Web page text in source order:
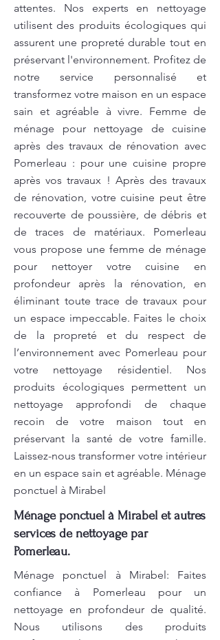
attentes. Nos experts en nettoyage
utilisent des produits écologiques qui
assurent une propreté durable tout en
préservant l'environnement. Profitez de
notre service personnalisé et
transformez votre maison en un espace
sain et agréable à vivre. Femme de
ménage pour nettoyage de cuisine
après des travaux de rénovation avec
Pomerleau : pour une cuisine propre
après vos travaux ! Après des travaux
de rénovation, votre cuisine peut être
recouverte de poussière, de débris et
de traces de matériaux. Pomerleau
vous propose une femme de ménage
pour nettoyer votre cuisine en
profondeur après la rénovation, en
éliminant toute trace de travaux pour
un espace impeccable. Faites le choix
de la propreté et du respect de
l’environnement avec Pomerleau pour
votre nettoyage résidentiel. Nos
produits écologiques permettent un
nettoyage approfondi de chaque
recoin de votre maison tout en
préservant la santé de votre famille.
Laissez-nous transformer votre intérieur
en un espace sain et agréable. Ménage
ponctuel à Mirabel
Ménage ponctuel à Mirabel et autres
services de nettoyage par
Pomerleau.
Ménage ponctuel à Mirabel: Faites
confiance à Pomerleau pour un
nettoyage en profondeur de qualité.
Nous utilisons des produits